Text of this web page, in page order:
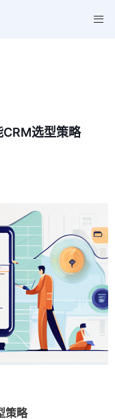
选型策略
策略